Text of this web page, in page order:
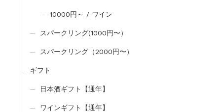
10000円～ / ワイン
スパークリング(1000円〜）
スパークリング（2000円〜）
ギフト
日本酒ギフト【通年】
ワインギフト【通年】